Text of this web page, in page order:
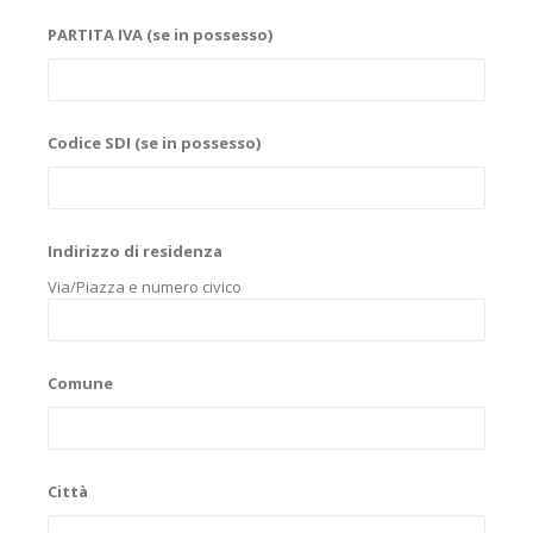
PARTITA IVA (se in possesso)
Codice SDI (se in possesso)
Indirizzo di residenza
Via/Piazza e numero civico
Comune
Città